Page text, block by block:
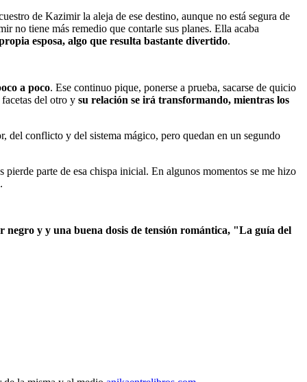
de Kazimir la aleja de ese destino, aunque no está segura de
no tiene más remedio que contarle sus planes. Ella acaba
esposa, algo que resulta bastante divertido.
a poco. Ese continuo pique, ponerse a prueba, sacarse de quicio
del otro y su relación se irá transformando, mientras los
del conflicto y del sistema mágico, pero quedan en un segundo
parte de esa chispa inicial. En algunos momentos se me hizo
negro y y una buena dosis de tensión romántica, "La guía del